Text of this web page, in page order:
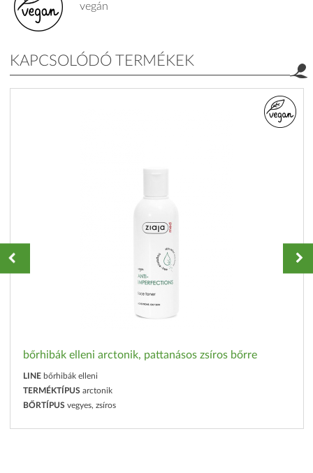
vegán
KAPCSOLÓDÓ TERMÉKEK
bőrhibák elleni arctonik, pattanásos zsíros bőrre
LINE bőrhibák elleni
TERMÉKTÍPUS arctonik
BŐRTÍPUS vegyes, zsíros